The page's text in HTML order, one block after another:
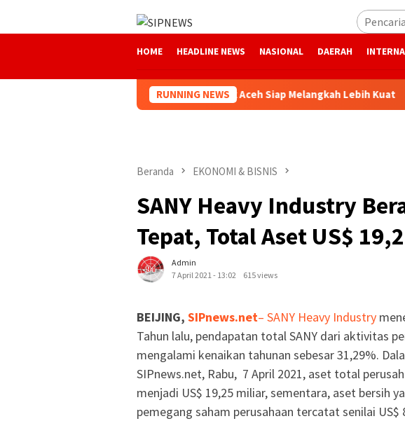
HOME HEADLINE NEWS NASIONAL DAERAH
RUNNING NEWS
Amanah Selama 53 Tahun, Bank Aceh Siap Melangkah Lebih Kuat
Beranda EKONOMI & BISNIS
SANY Heavy Industry
Tepat, Total Aset US$
Admin
7 April 2021 - 13:02
615 views
BEIJING, SIPnews.net– SANY Heavy Industry
Tahun lalu, pendapatan total SANY dari aktivitas
mengalami kenaikan tahunan sebesar 31,29%.
SIPnews.net, Rabu, 7 April 2021, aset total
menjadi US$ 19,25 miliar, sementara, aset bersih
pemegang saham perusahaan tercatat senilai US$